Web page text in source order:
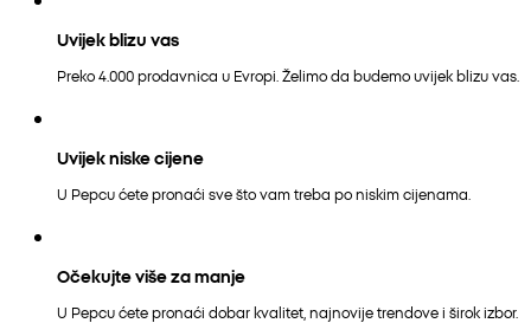
Uvijek blizu vas
Preko 4.000 prodavnica u Evropi. Želimo da budemo uvijek blizu vas.
Uvijek niske cijene
U Pepcu ćete pronaći sve što vam treba po niskim cijenama.
Očekujte više za manje
U Pepcu ćete pronaći dobar kvalitet, najnovije trendove i širok izbor.